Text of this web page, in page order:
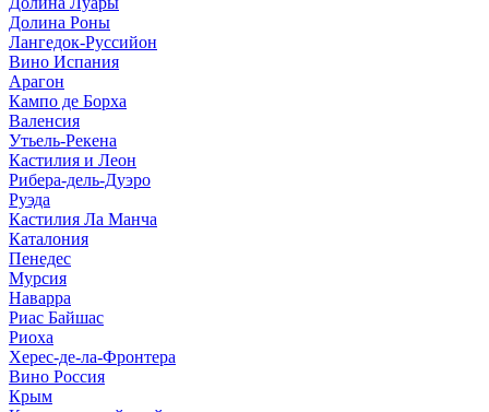
Долина Роны
Лангедок-Руссийон
Вино Испания
Арагон
Кампо де Борха
Валенсия
Утьель-Рекена
Кастилия и Леон
Рибера-дель-Дуэро
Руэда
Кастилия Ла Манча
Каталония
Пенедес
Мурсия
Наварра
Риас Байшас
Риоха
Херес-де-ла-Фронтера
Вино Россия
Крым